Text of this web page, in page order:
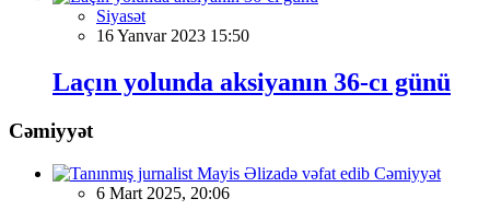
Siyasət
16 Yanvar 2023 15:50
Laçın yolunda aksiyanın 36-cı günü
Cəmiyyət
Cəmiyyət
6 Mart 2025, 20:06